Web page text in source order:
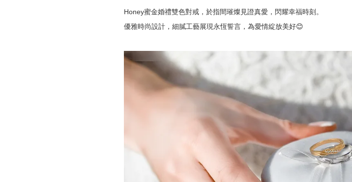
Honey蜜金婚禮雙色對戒，於指間璀燦見證真愛，閃耀幸福時刻。
優雅時尚設計，細膩工藝展現永恆誓言，為愛情綻放美好😊